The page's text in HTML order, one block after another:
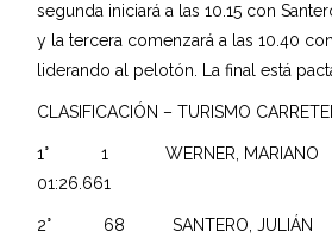
segunda iniciará a las 10.15 con
y la tercera comenzará a las 10.40
liderando al pelotón. La final está
CLASIFICACIÓN – TURISMO
1° 1 WERNER,
01:26.661
2° 68 SANTERO,